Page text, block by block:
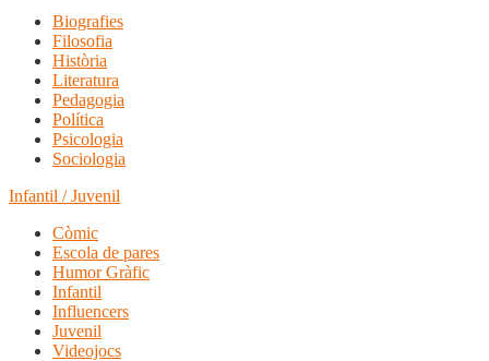
Biografies
Filosofia
Història
Literatura
Pedagogia
Política
Psicologia
Sociologia
Infantil / Juvenil
Còmic
Escola de pares
Humor Gràfic
Infantil
Influencers
Juvenil
Videojocs